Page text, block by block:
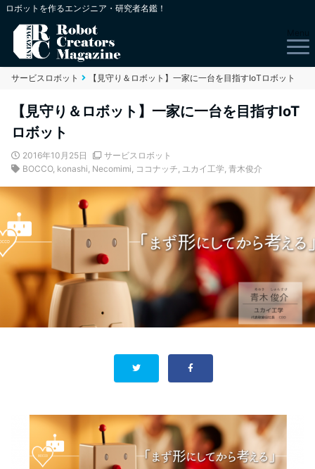
ロボットを作るエンジニア・研究者名鑑！
サービスロボット 【見守り＆ロボット】一家に一台を目指すIoTロボット
【見守り＆ロボット】一家に一台を目指すIoT
ロボット
2016年10月25日
サービスロボット
BOCCO, konashi, Necomimi, ココナッチ, ユカイ工学, 青木俊介